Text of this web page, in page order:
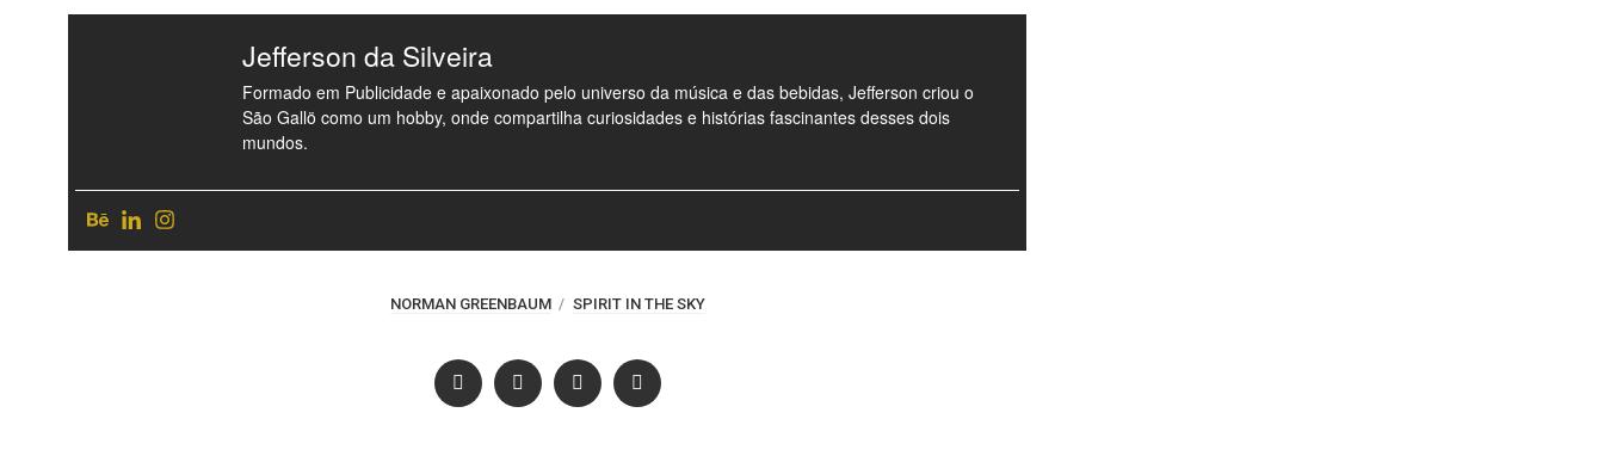
Jefferson da Silveira
Formado em Publicidade e apaixonado pelo universo da música e das bebidas, Jefferson criou o
São Gallö como um hobby, onde compartilha curiosidades e histórias fascinantes desses dois
mundos.
NORMAN GREENBAUM SPIRIT IN THE SKY